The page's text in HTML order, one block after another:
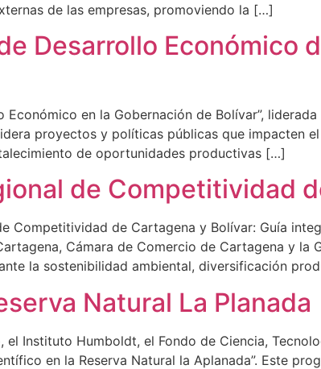
de las empresas, promoviendo la […]
Desarrollo Económico
en la Gobernación de Bolívar”,
proyectos y políticas públicas que impacten
de oportunidades productivas […]
de Competitividad
Competitividad de Cartagena y Bolívar: Guía
Cámara de Comercio de Cartagena y la
la sostenibilidad ambiental, diversificación
Natural La Planada
Instituto Humboldt, el Fondo de Ciencia,
en la Reserva Natural la Aplanada”. Este